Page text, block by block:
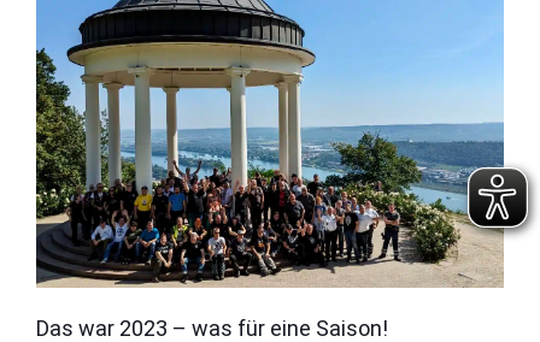
Das war 2023 – was für eine Saison!